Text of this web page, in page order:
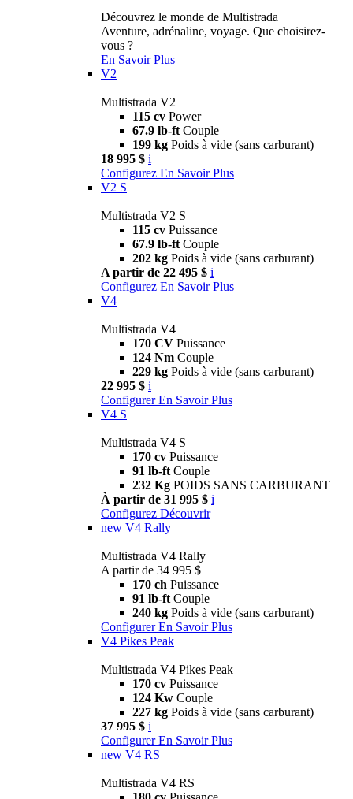
Découvrez le monde de Multistrada
Aventure, adrénaline, voyage. Que choisirez-
vous ?
En Savoir Plus
V2
Multistrada V2
115 cv Power
67.9 lb-ft Couple
199 kg Poids à vide (sans carburant)
18 995 $ i
Configurez En Savoir Plus
V2 S
Multistrada V2 S
115 cv Puissance
67.9 lb-ft Couple
202 kg Poids à vide (sans carburant)
A partir de 22 495 $ i
Configurez En Savoir Plus
V4
Multistrada V4
170 CV Puissance
124 Nm Couple
229 kg Poids à vide (sans carburant)
22 995 $ i
Configurer En Savoir Plus
V4 S
Multistrada V4 S
170 cv Puissance
91 lb-ft Couple
232 Kg POIDS SANS CARBURANT
À partir de 31 995 $ i
Configurez Découvrir
new V4 Rally
Multistrada V4 Rally
A partir de 34 995 $
170 ch Puissance
91 lb-ft Couple
240 kg Poids à vide (sans carburant)
Configurer En Savoir Plus
V4 Pikes Peak
Multistrada V4 Pikes Peak
170 cv Puissance
124 Kw Couple
227 kg Poids à vide (sans carburant)
37 995 $ i
Configurer En Savoir Plus
new V4 RS
Multistrada V4 RS